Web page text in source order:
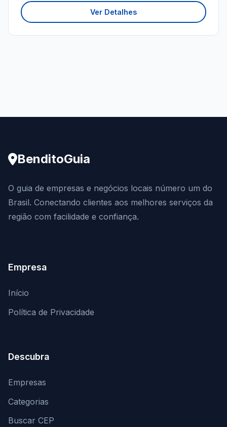
Ver Detalhes
BenditoGuia
O guia de empresas e negócios locais número um do
Brasil. Conectando clientes aos melhores serviços da
região com facilidade e confiança.
Empresa
Início
Política de Privacidade
Descubra
Empresas
Categorias
Buscar CEP